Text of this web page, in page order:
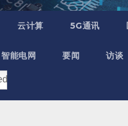
云计算 5G通讯
智能电网 要闻 访谈